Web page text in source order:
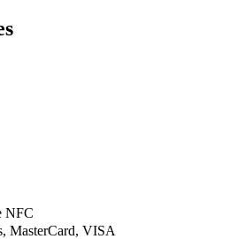
NFC
MasterCard, VISA